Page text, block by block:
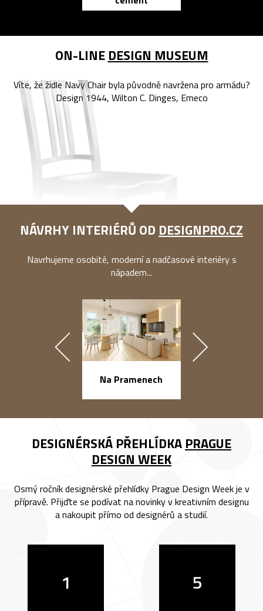
ON-LINE DESIGN MUSEUM
Víte, že židle Navy Chair byla původně navržena pro armádu?
Design 1944, Wilton C. Dinges, Emeco
NÁVRHY INTERIÉRŮ OD DESIGNPRO.CZ
Navrhujeme osobité, moderní a nadčasové interiéry s
nápadem...
Na Pramenech
DESIGNÉRSKÁ PŘEHLÍDKA PRAGUE
DESIGN WEEK
Osmý ročník designérské přehlídky Prague Design Week je v
přípravě. Přijďte se podívat na novinky v kreativním designu
a nakoupit přímo od designérů a studií.
1 5